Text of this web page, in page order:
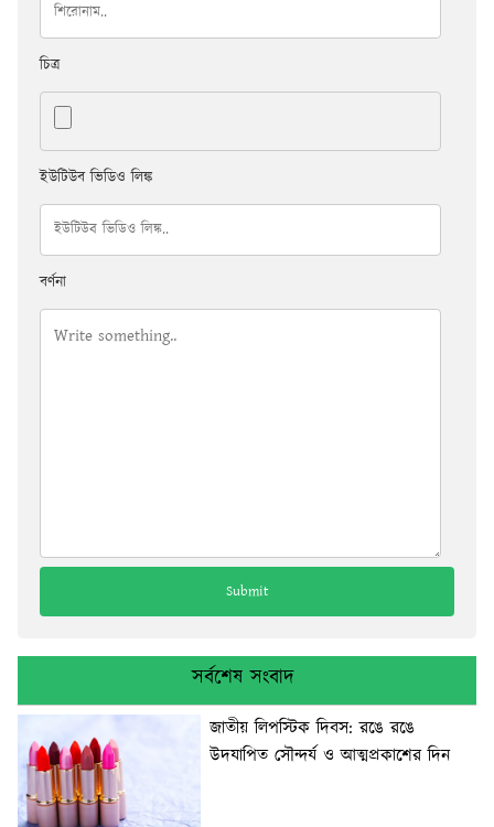
চিত্র
ইউটিউব ভিডিও লিঙ্ক
বর্ণনা
সর্বশেষ সংবাদ
জাতীয় লিপস্টিক দিবস: রঙে রঙে
উদযাপিত সৌন্দর্য ও আত্মপ্রকাশের দিন